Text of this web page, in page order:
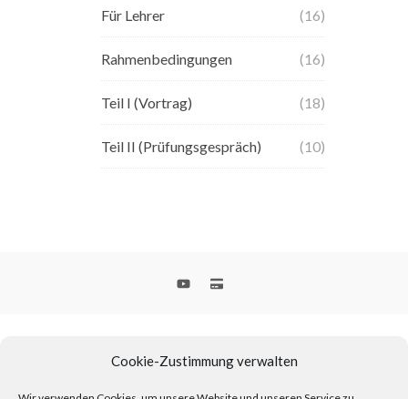
Cookie-Zustimmung verwalten
Für Lehrer (16)
Rahmenbedingungen (16)
Teil I (Vortrag) (18)
Teil II (Prüfungsgespräch) (10)